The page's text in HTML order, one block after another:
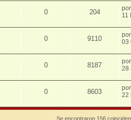
0 204
11
0 9110 por
03
0 8187
28
0 8603
22
Se encontraron 156